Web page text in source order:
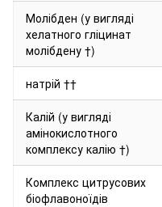
Молібден (у вигляді
хелатного гліцинат
молібдену †)
натрій ††
Калій (у вигляді
амінокислотного
комплексу калію †)
Комплекс цитрусових
біофлавоноїдів